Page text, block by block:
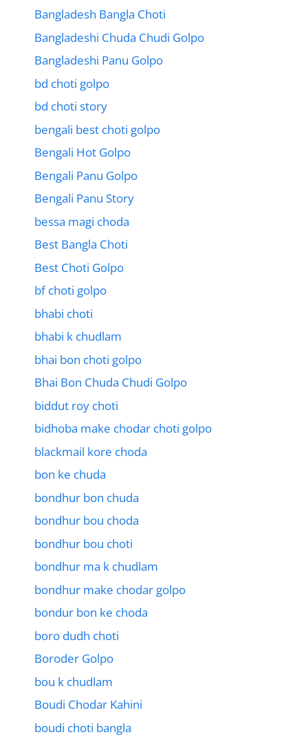
Bangladesh Bangla Choti
Bangladeshi Chuda Chudi Golpo
Bangladeshi Panu Golpo
bd choti golpo
bd choti story
bengali best choti golpo
Bengali Hot Golpo
Bengali Panu Golpo
Bengali Panu Story
bessa magi choda
Best Bangla Choti
Best Choti Golpo
bf choti golpo
bhabi choti
bhabi k chudlam
bhai bon choti golpo
Bhai Bon Chuda Chudi Golpo
biddut roy choti
bidhoba make chodar choti golpo
blackmail kore choda
bon ke chuda
bondhur bon chuda
bondhur bou choda
bondhur bou choti
bondhur ma k chudlam
bondhur make chodar golpo
bondur bon ke choda
boro dudh choti
Boroder Golpo
bou k chudlam
Boudi Chodar Kahini
boudi choti bangla